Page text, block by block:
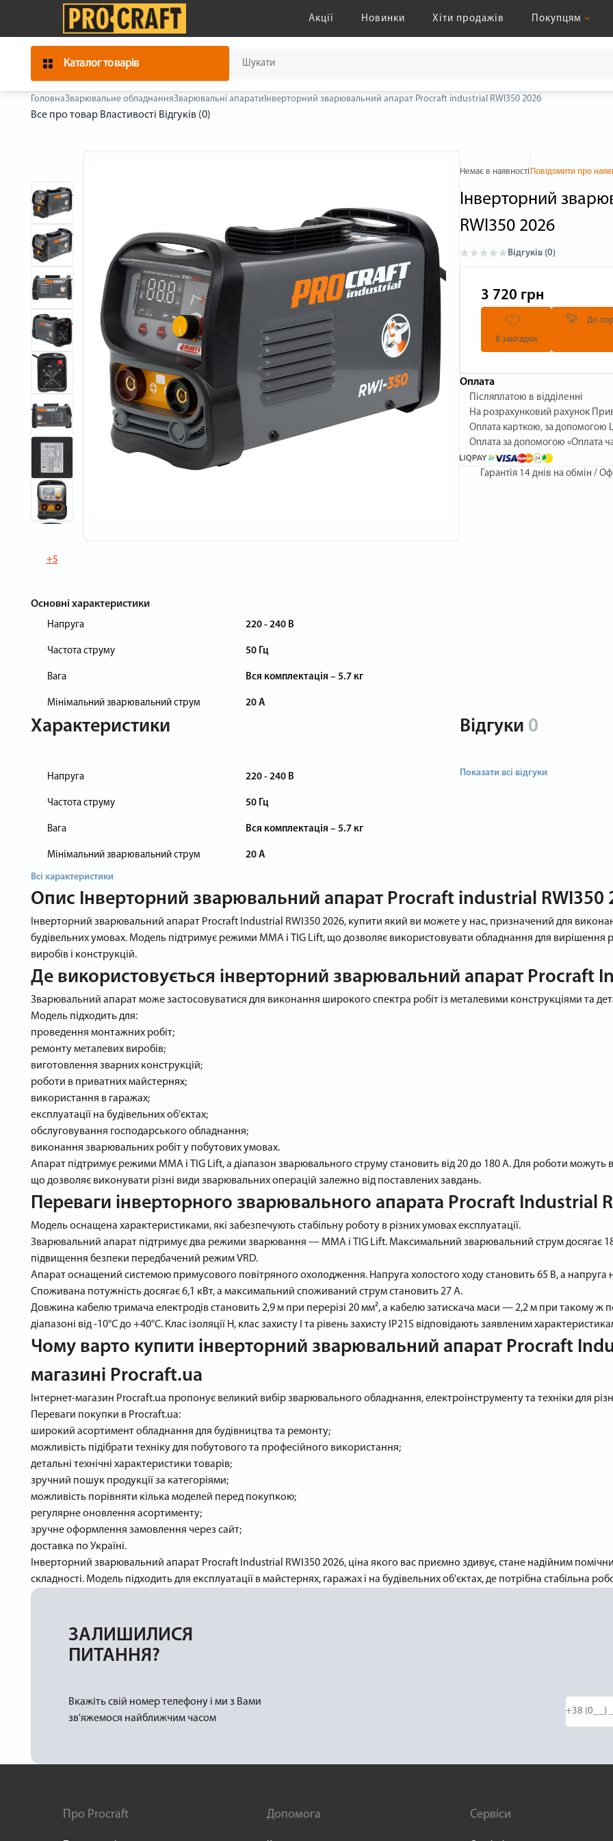
Акції Новинки Хіти продажів Покупцям
Каталог товарів
ГоловнаЗварювальне обладнанняЗварювальні апаратиІнверторний зварювальний апарат Procraft industrial RWI350 2026
Все про товар Властивості Відгуків (0)
+5
Основні характеристики
Напруга 220 - 240 В
Частота струму 50 Гц
Вага Вся комплектація – 5.7 кг
Мінімальний зварювальний струм 20 А
Немає в наявності Повідомити про
Інверторний
RWI350 2026
Відгуків (0)
3 720 грн
В закладки
До
Оплата
Післяплатою в відділенні
На розрахунковий рахунок
Оплата карткою, за допомогою
Оплата за допомогою «Оплата
Гарантія 14 днів на обмін /
Характеристики
Напруга 220 - 240 В
Частота струму 50 Гц
Вага Вся комплектація – 5.7 кг
Мінімальний зварювальний струм 20 А
Всі характеристики
Відгуки 0
Показати всі відгуки
Опис Інверторний зварювальний апарат Procraft industrial RWI350
Інверторний зварювальний апарат Procraft Industrial RWI350 2026, купити який ви можете у нас, призначений для
будівельних умовах. Модель підтримує режими MMA і TIG Lift, що дозволяє використовувати обладнання для вирішення
виробів і конструкцій.
Де використовується інверторний зварювальний апарат Procraft
Зварювальний апарат може застосовуватися для виконання широкого спектра робіт із металевими конструкціями та
Модель підходить для:
проведення монтажних робіт;
ремонту металевих виробів;
виготовлення зварних конструкцій;
роботи в приватних майстернях;
використання в гаражах;
експлуатації на будівельних об'єктах;
обслуговування господарського обладнання;
виконання зварювальних робіт у побутових умовах.
Апарат підтримує режими MMA і TIG Lift, а діапазон зварювального струму становить від 20 до 180 А. Для роботи можуть
що дозволяє виконувати різні види зварювальних операцій залежно від поставлених завдань.
Переваги інверторного зварювального апарата Procraft Industrial
Модель оснащена характеристиками, які забезпечують стабільну роботу в різних умовах експлуатації.
Зварювальний апарат підтримує два режими зварювання — MMA і TIG Lift. Максимальний зварювальний струм досягає
підвищення безпеки передбачений режим VRD.
Апарат оснащений системою примусового повітряного охолодження. Напруга холостого ходу становить 65 В, а напруга на
Споживана потужність досягає 6,1 кВт, а максимальний споживаний струм становить 27 А.
Довжина кабелю тримача електродів становить 2,9 м при перерізі 20 мм², а кабелю затискача маси — 2,2 м при такому ж
діапазоні від -10°С до +40°С. Клас ізоляції H, клас захисту I та рівень захисту IP21S відповідають заявленим
Чому варто купити інверторний зварювальний апарат Procraft
магазині Procraft.ua
Інтернет-магазин Procraft.ua пропонує великий вибір зварювального обладнання, електроінструменту та техніки для
Переваги покупки в Procraft.ua:
широкий асортимент обладнання для будівництва та ремонту;
можливість підібрати техніку для побутового та професійного використання;
детальні технічні характеристики товарів;
зручний пошук продукції за категоріями;
можливість порівняти кілька моделей перед покупкою;
регулярне оновлення асортименту;
зручне оформлення замовлення через сайт;
доставка по Україні.
Інверторний зварювальний апарат Procraft Industrial RWI350 2026, ціна якого вас приємно здивує, стане надійним
складності. Модель підходить для експлуатації в майстернях, гаражах і на будівельних об'єктах, де потрібна стабільна
ЗАЛИШИЛИСЯ
ПИТАННЯ?
Вкажіть свій номер телефону і ми з Вами
зв'яжемося найближчим часом
Про Procraft Допомога Сервіси